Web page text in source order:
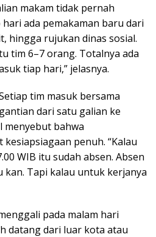
makam tidak pernah
ada pemakaman baru dari
hingga rujukan dinas sosial.
tim 6–7 orang. Totalnya ada
tiap hari,” jelasnya.
tim masuk bersama
dari satu galian ke
menyebut bahwa
penuh. “Kalau
WIB itu sudah absen. Absen
kan. Tapi kalau untuk kerjanya
pada malam hari
datang dari luar kota atau